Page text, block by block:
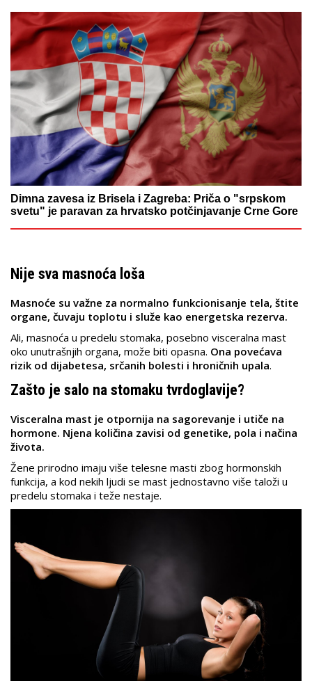
Dimna zavesa iz Brisela i Zagreba: Priča o "srpskom
svetu" je paravan za hrvatsko potčinjavanje Crne Gore
Nije sva masnoća loša
Masnoće su važne za normalno funkcionisanje tela, štite
organe, čuvaju toplotu i služe kao energetska rezerva.
Ali, masnoća u predelu stomaka, posebno visceralna mast
oko unutrašnjih organa, može biti opasna. Ona povećava
rizik od dijabetesa, srčanih bolesti i hroničnih upala.
Zašto je salo na stomaku tvrdoglavije?
Visceralna mast je otpornija na sagorevanje i utiče na
hormone. Njena količina zavisi od genetike, pola i načina
života.
Žene prirodno imaju više telesne masti zbog hormonskih
funkcija, a kod nekih ljudi se mast jednostavno više taloži u
predelu stomaka i teže nestaje.